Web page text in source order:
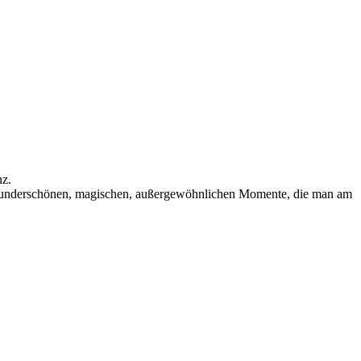
magischen, außergewöhnlichen Momente, die man am